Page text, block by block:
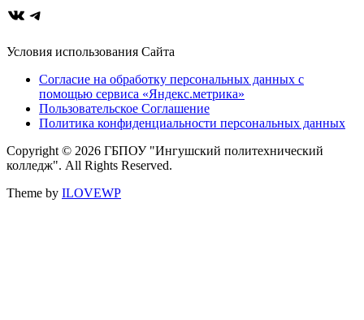
ВКонтакте
Telegram
Условия использования Сайта
Согласие на обработку персональных данных с
помощью сервиса «Яндекс.метрика»
Пользовательское Соглашение
Политика конфиденциальности персональных данных
Copyright © 2026 ГБПОУ "Ингушский политехнический
колледж". All Rights Reserved.
Theme by ILOVEWP